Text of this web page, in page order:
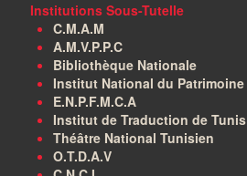
Institutions Sous-Tutelle
C.M.A.M
A.M.V.P.P.C
Bibliothèque Nationale
Institut National du Patrimoine
E.N.P.F.M.C.A
Institut de Traduction de Tunis
Théâtre National Tunisien
O.T.D.A.V